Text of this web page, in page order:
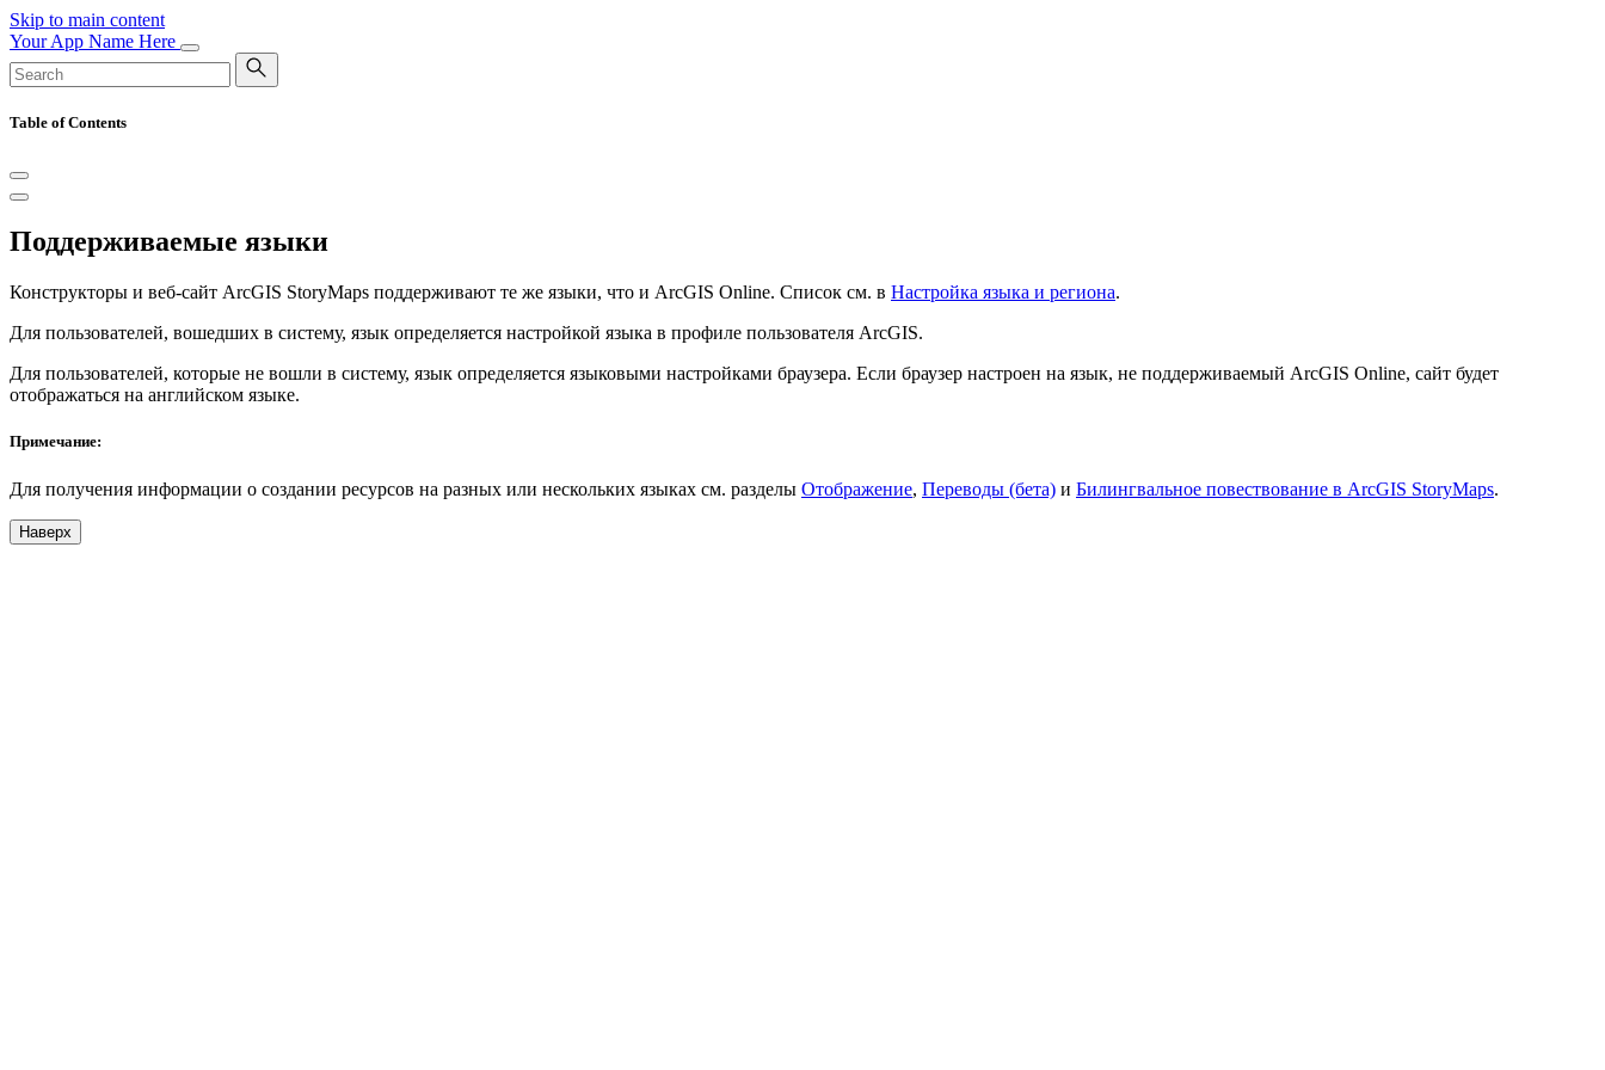
Skip to main content
Your App Name Here
Table of Contents
Поддерживаемые языки
Конструкторы и веб-сайт ArcGIS StoryMaps поддерживают те же языки, что и ArcGIS Online. Список см. в Настройка языка и региона.
Для пользователей, вошедших в систему, язык определяется настройкой языка в профиле пользователя ArcGIS.
Для пользователей, которые не вошли в систему, язык определяется языковыми настройками браузера. Если браузер настроен на язык, не поддерживаемый ArcGIS Online, сайт будет
отображаться на английском языке.
Примечание:
Для получения информации о создании ресурсов на разных или нескольких языках см. разделы Отображение, Переводы (бета) и Билингвальное повествование в ArcGIS StoryMaps.
Наверх